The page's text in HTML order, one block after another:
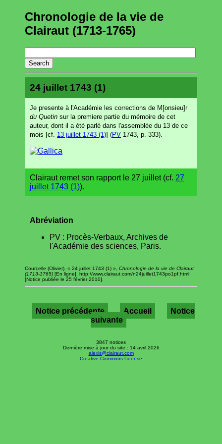
Chronologie de la vie de
Clairaut (1713-1765)
24 juillet 1743 (1)
Je presente à l'Académie les corrections de M[onsieu]r
du Quetin sur la premiere partie du mémoire de cet
auteur, dont il a été parlé dans l'assemblée du 13 de ce
mois [cf. 13 juillet 1743 (1)] (PV 1743, p. 333).
Clairaut remet son rapport le 27 juillet (cf. 27
juillet 1743 (1)).
Abréviation
PV : Procès-Verbaux, Archives de
l'Académie des sciences, Paris.
Courcelle (Olivier), « 24 juillet 1743 (1) », Chronologie de la vie de Clairaut
(1713-1765) [En ligne], http://www.clairaut.com/n24juillet1743po1pf.html
[Notice publiée le 25 février 2010].
Notice précédente Accueil
Notice
suivante
3847 notices
Dernière mise à jour du site : 14 avril 2026
alexis@clairaut.com
Creative Commons License